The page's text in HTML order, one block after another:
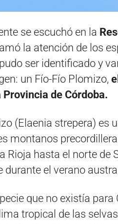
se escuchó en la
la atención de los
ser identificado y
un Fío-Fío Plomizo,
de Córdoba.
(Elaenia strepera) es
montanos
Rioja hasta el norte de
durante el verano
que no existía
tropical de las